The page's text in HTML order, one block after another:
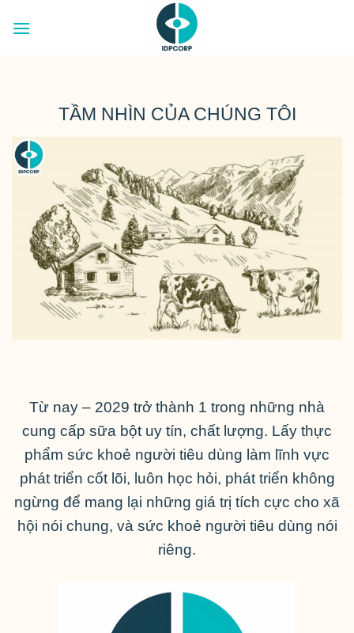
đến
TẦM NHÌN CỦA CHÚNG TÔI
Từ nay – 2029 trở thành 1 trong những nhà
cung cấp sữa bột uy tín, chất lượng. Lấy thực
phẩm sức khoẻ người tiêu dùng làm lĩnh vực
phát triển cốt lõi, luôn học hỏi, phát triển không
ngừng để mang lại những giá trị tích cực cho xã
hội nói chung, và sức khoẻ người tiêu dùng nói
riêng.